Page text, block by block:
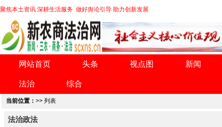
聚焦本土资讯 深耕生活服务 做好舆论引导 助力创新发展
网站首页 头条 视点图 新闻
法治 综合
当前位置： >> 列表
法治政法